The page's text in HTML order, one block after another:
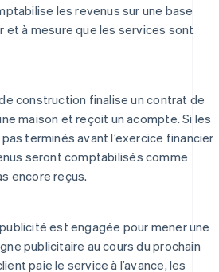
les revenus sur une base
et à mesure que les services sont
construction finalise un contrat de
maison et reçoit un acompte. Si les
terminés avant l’exercice financier
seront comptabilisés comme
encore reçus.
est engagée pour mener une
publicitaire au cours du prochain
paie le service à l’avance, les